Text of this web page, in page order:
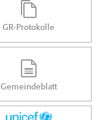
GR-Protokolle
Gemeindeblatt